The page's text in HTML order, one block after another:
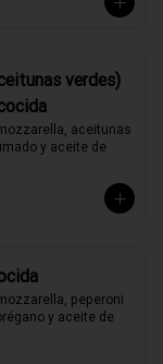
verdes)
aceitunas
y aceite de
peperoni
y aceite de